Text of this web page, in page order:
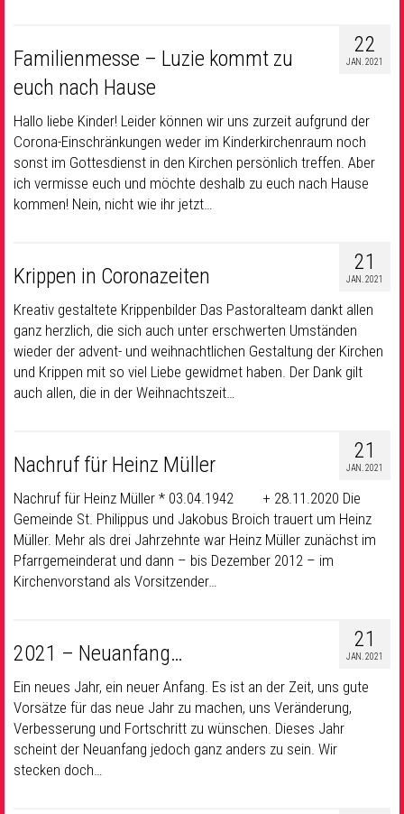
22
JAN. 2021
Familienmesse – Luzie kommt zu
euch nach Hause
Hallo liebe Kinder! Leider können wir uns zurzeit aufgrund der
Corona-Einschränkungen weder im Kinderkirchenraum noch
sonst im Gottesdienst in den Kirchen persönlich treffen. Aber
ich vermisse euch und möchte deshalb zu euch nach Hause
kommen! Nein, nicht wie ihr jetzt…
21
JAN. 2021
Krippen in Coronazeiten
Kreativ gestaltete Krippenbilder Das Pastoralteam dankt allen
ganz herzlich, die sich auch unter erschwerten Umständen
wieder der advent- und weihnachtlichen Gestaltung der Kirchen
und Krippen mit so viel Liebe gewidmet haben. Der Dank gilt
auch allen, die in der Weihnachtszeit…
21
JAN. 2021
Nachruf für Heinz Müller
Nachruf für Heinz Müller * 03.04.1942 + 28.11.2020 Die
Gemeinde St. Philippus und Jakobus Broich trauert um Heinz
Müller. Mehr als drei Jahrzehnte war Heinz Müller zunächst im
Pfarrgemeinderat und dann – bis Dezember 2012 – im
Kirchenvorstand als Vorsitzender…
21
JAN. 2021
2021 – Neuanfang…
Ein neues Jahr, ein neuer Anfang. Es ist an der Zeit, uns gute
Vorsätze für das neue Jahr zu machen, uns Veränderung,
Verbesserung und Fortschritt zu wünschen. Dieses Jahr
scheint der Neuanfang jedoch ganz anders zu sein. Wir
stecken doch…